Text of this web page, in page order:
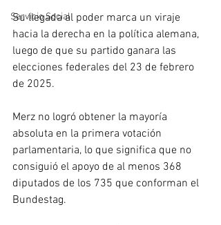
Servicio Social
Su llegada al poder marca un viraje
hacia la derecha en la política alemana,
luego de que su partido ganara las
elecciones federales del 23 de febrero
de 2025.
Merz no logró obtener la mayoría
absoluta en la primera votación
parlamentaria, lo que significa que no
consiguió el apoyo de al menos 368
diputados de los 735 que conforman el
Bundestag.